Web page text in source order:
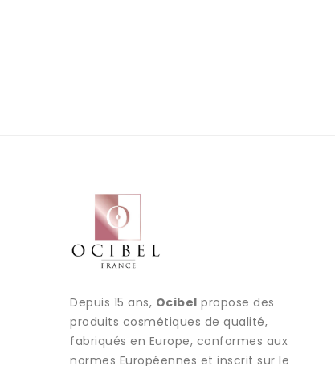
Depuis 15 ans, Ocibel propose des
produits cosmétiques de qualité,
fabriqués en Europe, conformes aux
normes Européennes et inscrit sur le